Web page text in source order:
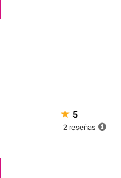
★ 5
2 reseñas